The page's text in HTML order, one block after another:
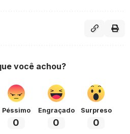
você achou?
Péssimo
0
Engraçado
0
Surpreso
0